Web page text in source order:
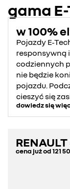
gama
w 100%
Pojazdy
responsywną
codziennych
nie będzie
pojazdu.
cieszyć się
dowiedz się
RENAULT
cena już od121